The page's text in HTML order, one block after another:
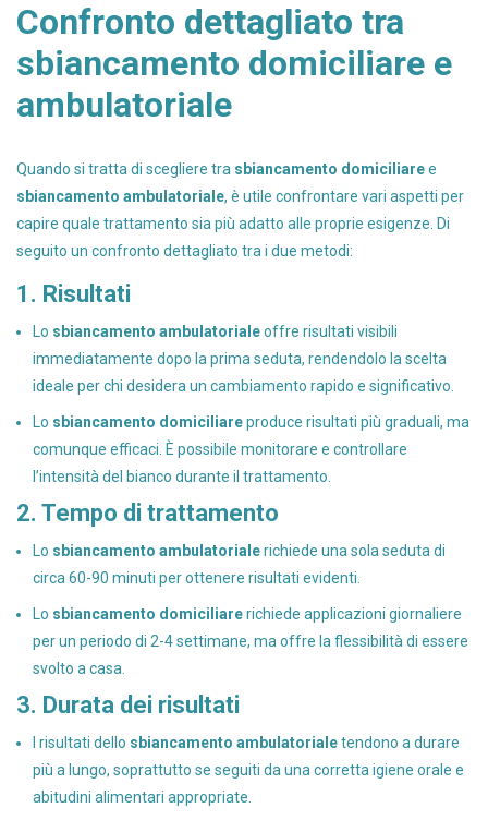
Confronto dettagliato tra
sbiancamento domiciliare e
ambulatoriale
Quando si tratta di scegliere tra sbiancamento domiciliaree
sbiancamento ambulatoriale, è utile confrontare vari aspetti per
capire quale trattamento sia più adatto alle proprie esigenze. Di
seguito un confronto dettagliato tra i due metodi:
1. Risultati
Lo sbiancamento ambulatorialeoffre risultati visibili
immediatamente dopo la prima seduta, rendendolo la scelta
ideale per chi desidera un cambiamento rapido e significativo.
Lo sbiancamento domiciliareproduce risultati più graduali, ma
comunque efficaci. È possibile monitorare e controllare
l’intensità del bianco durante il trattamento.
2. Tempo di trattamento
Lo sbiancamento ambulatorialerichiede una sola seduta di
circa 60-90 minuti per ottenere risultati evidenti.
Lo sbiancamento domiciliarerichiede applicazioni giornaliere
per un periodo di 2-4 settimane, ma offre la flessibilità di essere
svolto a casa.
3. Durata dei risultati
I risultati dello sbiancamento ambulatorialetendono a durare
più a lungo, soprattutto se seguiti da una corretta igiene orale e
abitudini alimentari appropriate.